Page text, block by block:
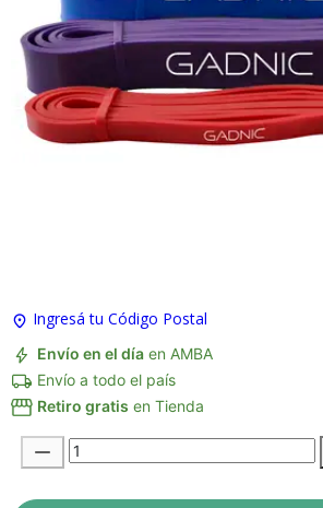
Ingresá tu Código Postal
Envío en el día en AMBA
Envío a todo el país
Retiro gratis en Tienda
Recibí el producto que